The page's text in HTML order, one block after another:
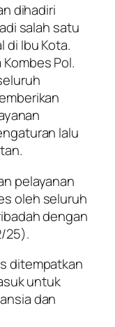
dihadiri
salah satu
di Ibu Kota.
Pol.
lalu
pelayanan
oleh seluruh
dengan
25).
ditempatkan
untuk
dan